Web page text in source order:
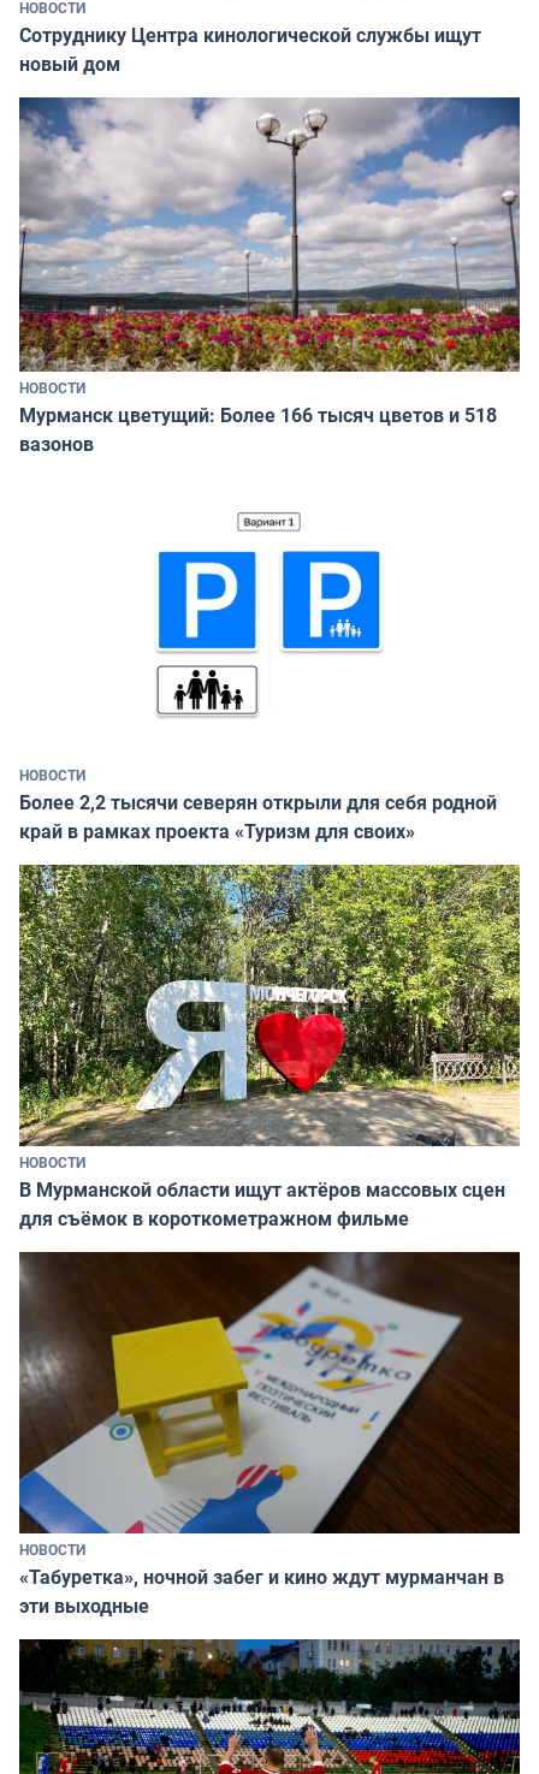
НОВОСТИ
Сотруднику Центра кинологической службы ищут
новый дом
НОВОСТИ
Мурманск цветущий: Более 166 тысяч цветов и 518
вазонов
НОВОСТИ
Более 2,2 тысячи северян открыли для себя родной
край в рамках проекта «Туризм для своих»
НОВОСТИ
В Мурманской области ищут актёров массовых сцен
для съёмок в короткометражном фильме
НОВОСТИ
«Табуретка», ночной забег и кино ждут мурманчан в
эти выходные